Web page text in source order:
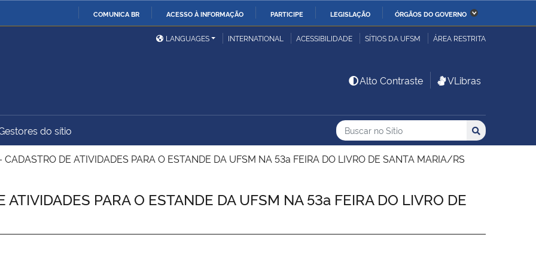
COMUNICA BR ACESSO À INFORMAÇÃO PARTICIPE LEGISLAÇÃO ÓRGÃOS DO GOVERNO
Ministério da Defesa
Ministério das Relações
Exteriores
Ministério da Economia Ministério da Infraestrutura
Ministério da Ciência,
Tecnologia, Inovações e
Ministério do
Desenvolvimento Regional
União
Família e dos Direitos
Advocacia-Geral da União Banco Central do Brasil Planalto
LANGUAGES INTERNATIONAL ACESSIBILIDADE SÍTIOS DA UFSM ÁREA RESTRITA
Alto Contraste VLibras
do sítio Busca
Buscar no no Sítio
Busca: Buscar
DE ATIVIDADES PARA O ESTANDE DA UFSM NA 53a FEIRA DO LIVRO DE SANTA MARIA/RS
PARA O ESTANDE DA UFSM NA 53a FEIRA DO LIVRO DE